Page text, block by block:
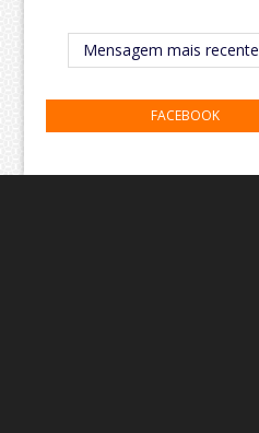
Mensagem mais recente
FACEBOOK